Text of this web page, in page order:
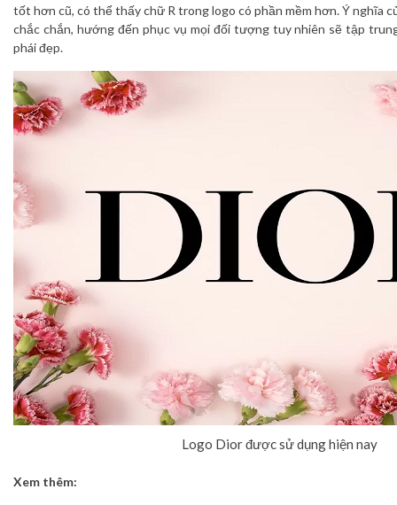
tốt hơn cũ, có thể thấy chữ R trong logo có phần mềm hơn. Ý nghĩa
chắc chắn, hướng đến phục vụ mọi đối tượng tuy nhiên sẽ tập
phái đẹp.
Logo Dior được sử dụng hiện nay
Xem thêm: